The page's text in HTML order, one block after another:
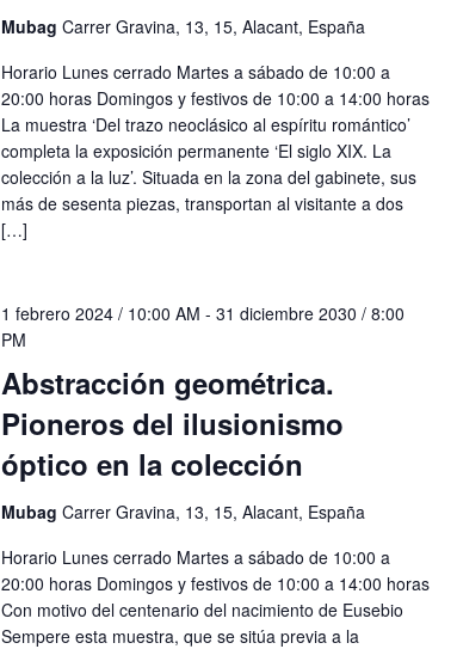
MubagCarrer Gravina, 13, 15, Alacant, España
Horario Lunes cerrado Martes a sábado de 10:00 a
20:00 horas Domingos y festivos de 10:00 a 14:00 horas
La muestra ‘Del trazo neoclásico al espíritu romántico’
completa la exposición permanente ‘El siglo XIX. La
colección a la luz’. Situada en la zona del gabinete, sus
más de sesenta piezas, transportan al visitante a dos
[…]
Abstracción geométrica.
Pioneros del ilusionismo
óptico en la colección
1 febrero 2024 / 10:00 AM -31 diciembre 2030 / 8:00
PM
MubagCarrer Gravina, 13, 15, Alacant, España
Horario Lunes cerrado Martes a sábado de 10:00 a
20:00 horas Domingos y festivos de 10:00 a 14:00 horas
Con motivo del centenario del nacimiento de Eusebio
Sempere esta muestra, que se sitúa previa a la